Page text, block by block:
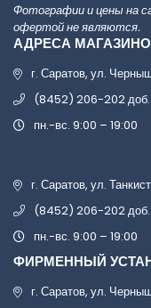
Фотографии и цены на
офертой не являются.
АДРЕСА
г. Саратов, ул.
(8452) 206-202 доб.
пн.-вс. 9:00 – 19:00
г. Саратов, ул.
(8452) 206-202 доб.
пн.-вс. 9:00 – 19:00
ФИРМЕННЫЙ
г. Саратов, ул.